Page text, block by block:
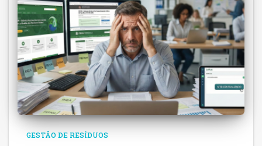
GESTÃO DE RESÍDUOS